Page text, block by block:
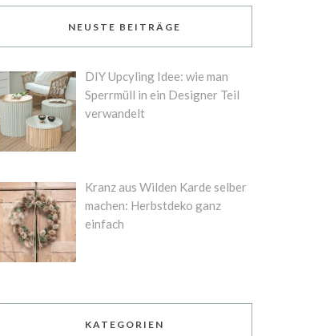
NEUSTE BEITRÄGE
DIY Upcyling Idee: wie man
Sperrmüll in ein Designer Teil
verwandelt
Kranz aus Wilden Karde selber
machen: Herbstdeko ganz
einfach
KATEGORIEN